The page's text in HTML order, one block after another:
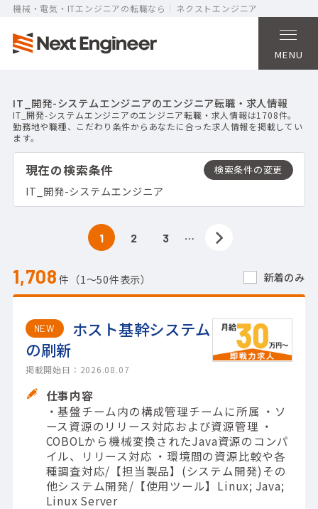
機械・電気・ITエンジニアの転職なら ネクストエンジニア
MENU
IT_開発-システムエンジニアのエンジニア転職・求人情報
IT_開発-システムエンジニアのエンジニア転職・求人情報は1708件。
勤務地や職種、こだわり条件からあなたに合った求人情報を掲載してい
ます。
現在の検索条件
IT_開発-システムエンジニア
1,708 件（1〜50件表示） 新着のみ
1 2 3 …
NEW
ホスト基幹システム
の刷新
掲載開始日：2026.08.07
仕事内容
・基盤チーム内の構成管理チームに所属 ・ソ
ース資源のリリース対応および資源管理 ・
COBOLから機械変換されたJava資源のコンパ
イル、リリース対応 ・環境間の資源比較や各
種調査対応/【担当製品】(システム開発)その
他システム開発/【使用ツール】Linux; Java;
Linux Server